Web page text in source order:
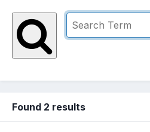
Found 2 results